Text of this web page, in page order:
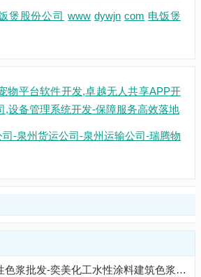
煲股份公司 www dywjn com 电饭煲
物平台软件开发,卓越无人共享APP开
,设备管理系统开发-保障服务高效落地
司-泉州货运公司-泉州运输公司-瑞腾物
色浆「价格实惠」水性色浆批发-奕美化工水性涂料建筑色浆生产厂家